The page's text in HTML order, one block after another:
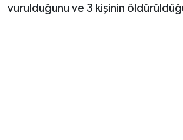
vurulduğunu ve 3 kişinin